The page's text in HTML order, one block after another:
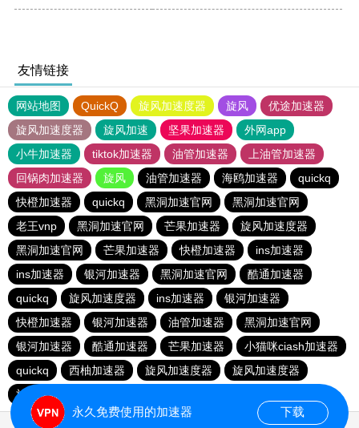
友情链接
网站地图 QuickQ 旋风加速度器 旋风
优途加速器
旋风加速度器
旋风加速 坚果加速器
外网app
小牛加速器
tiktok加速器 油管加速器
上油管加速器
回锅肉加速器
旋风 油管加速器 海鸥加速器
quickq
快橙加速器
quickq 黑洞加速官网
黑洞加速官网
老王vnp
黑洞加速官网 芒果加速器
旋风加速度器
黑洞加速官网
芒果加速器 快橙加速器
ins加速器
ins加速器
银河加速器 黑洞加速官网
酷通加速器
quickq
旋风加速度器 ins加速器
银河加速器
快橙加速器
银河加速器 油管加速器
黑洞加速官网
银河加速器
酷通加速器 芒果加速器
小猫咪ciash加速器
quickq
西柚加速器 旋风加速度器
旋风加速度器
旋风加速度器
永久免费使用的加速器 下载